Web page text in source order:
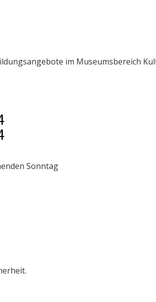
im Museumsbereich
Sonntag